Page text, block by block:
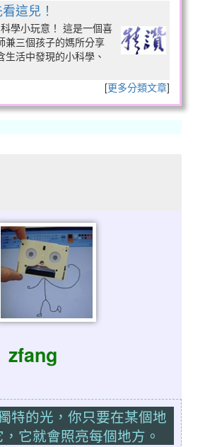
這兒！
學小玩意！ 這是一個喜
兼三個孩子的媽所分享
生活中發現的小科學、
[更多分類文章]
zfang
特的光，你只要在某個地
它就會照亮每個地方。